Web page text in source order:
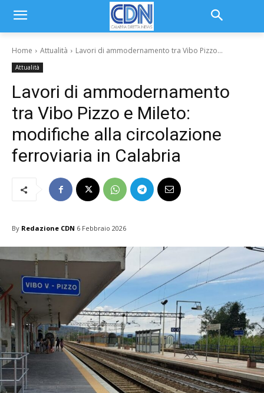
Home Attualità Lavori di ammodernamento tra Vibo Pizzo...
Attualità
Lavori di ammodernamento
tra Vibo Pizzo e Mileto:
modifiche alla circolazione
ferroviaria in Calabria
By Redazione CDN 6 Febbraio 2026